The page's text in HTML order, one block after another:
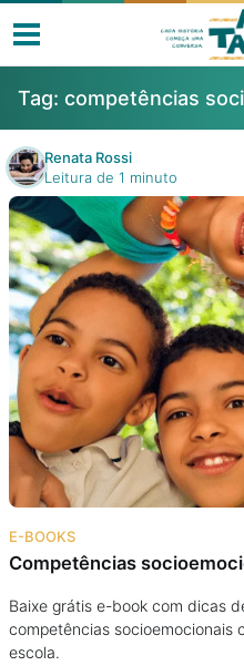
Livros
Resenhas
Clube de Leitores
Listas
Como ler?
Na escola
Na família
Colunas
Tag: competências
Renata Rossi
Leitura de 1 minuto
E-BOOKS
Competências
Baixe grátis e-book com dicas
competências socioemocionais
escola.